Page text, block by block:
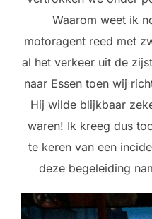
Waarom weet ik
motoragent reed met
al het verkeer uit de
naar Essen toen wij
Hij wilde blijkbaar
waren! Ik kreeg dus
te keren van een
deze begeleiding